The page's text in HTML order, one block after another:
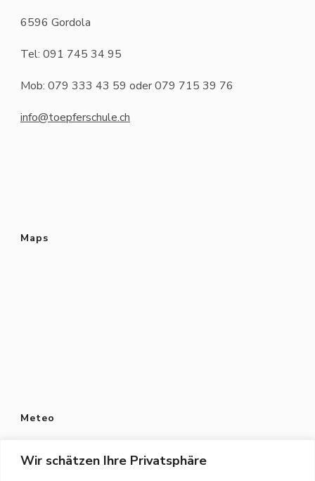
Wir schätzen Ihre Privatsphäre
6596 Gordola
Tel: 091 745 34 95
Mob: 079 333 43 59 oder 079 715 39 76
info@toepferschule.ch
Maps
Meteo